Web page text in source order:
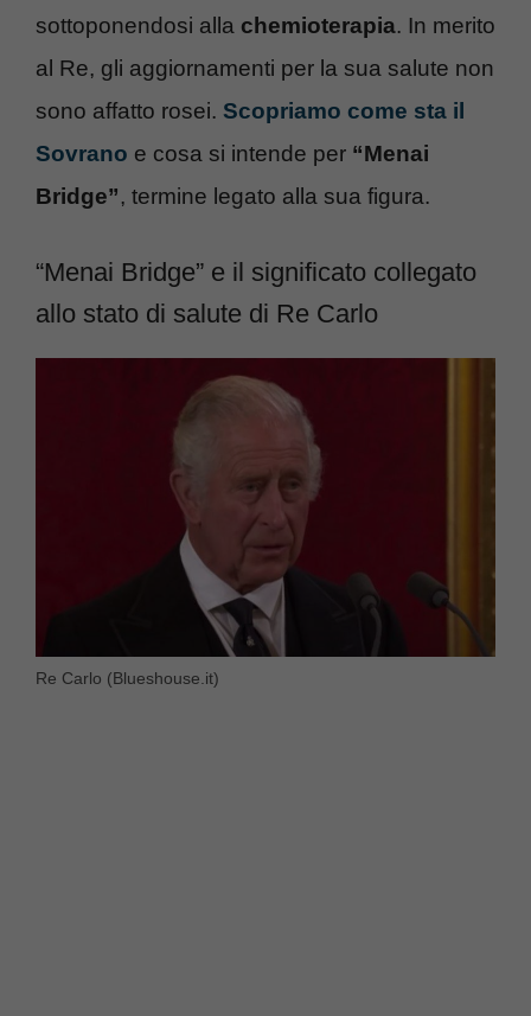
sottoponendosi alla chemioterapia. In merito
al Re, gli aggiornamenti per la sua salute non
sono affatto rosei. Scopriamo come sta il
Sovrano e cosa si intende per “Menai
Bridge”, termine legato alla sua figura.
“Menai Bridge” e il significato collegato
allo stato di salute di Re Carlo
Re Carlo (Blueshouse.it)